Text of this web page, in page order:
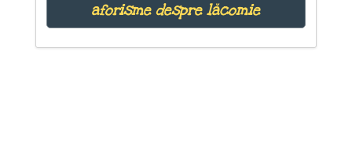
aforisme despre lăcomie